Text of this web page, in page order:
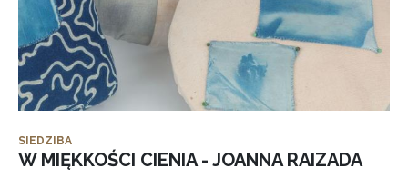
SIEDZIBA
W MIĘKKOŚCI CIENIA - JOANNA RAIZADA